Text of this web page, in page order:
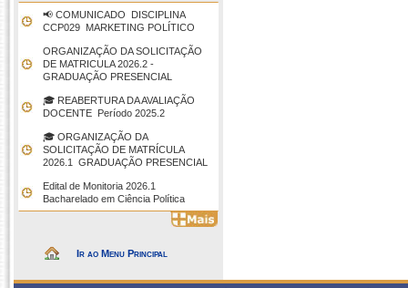
📢 COMUNICADO  DISCIPLINA
CCP029  MARKETING POLÍTICO
ORGANIZAÇÃO DA SOLICITAÇÃO
DE MATRICULA 2026.2 -
GRADUAÇÃO PRESENCIAL
🎓 REABERTURA DA AVALIAÇÃO
DOCENTE  Período 2025.2
🎓 ORGANIZAÇÃO DA
SOLICITAÇÃO DE MATRÍCULA
2026.1  GRADUAÇÃO PRESENCIAL
Edital de Monitoria 2026.1 
Bacharelado em Ciência Política
Ir ao Menu Principal